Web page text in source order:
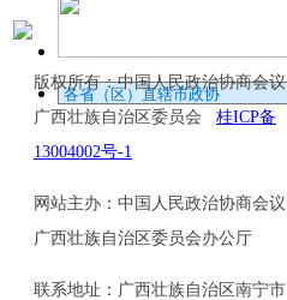
版权所有：中国人民政治协商会议
广西壮族自治区委员会 桂ICP备
13004002号-1
网站主办：中国人民政治协商会议
广西壮族自治区委员会办公厅
联系地址：广西壮族自治区南宁市